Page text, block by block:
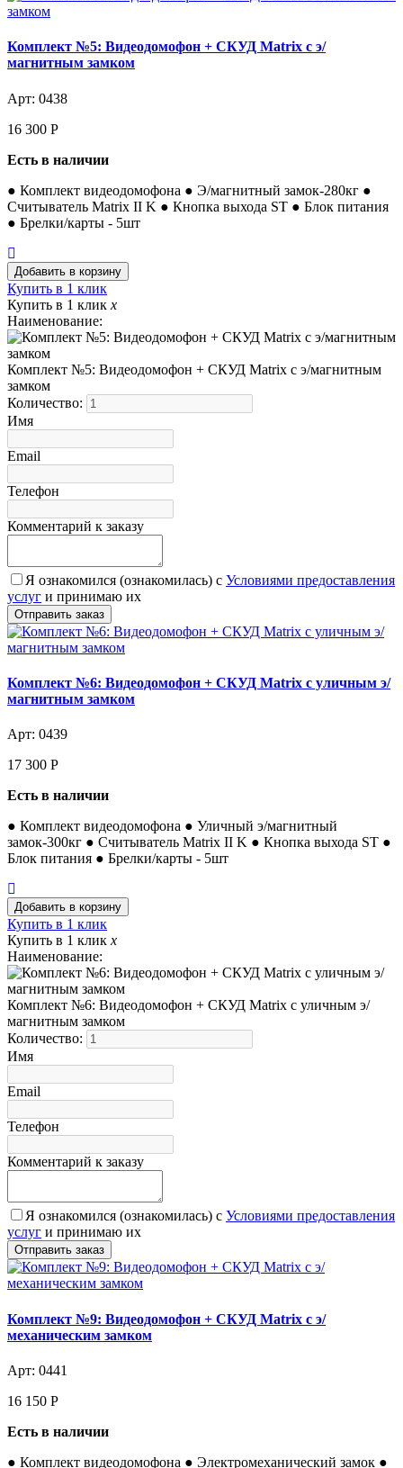
Комплект №5: Видеодомофон + СКУД Matrix с э/
магнитным замком
Арт: 0438
16 300 Р
Есть в наличии
● Комплект видеодомофона ● Э/магнитный замок-280кг ●
Считыватель Matrix II K ● Кнопка выхода ST ● Блок питания
● Брелки/карты - 5шт
Купить в 1 клик
Купить в 1 клик x
Наименование:
Комплект №5: Видеодомофон + СКУД Matrix с э/магнитным
замком
Количество:
Имя
Email
Телефон
Комментарий к заказу
Я ознакомился (ознакомилась) с Условиями предоставления
услуг и принимаю их
Комплект №6: Видеодомофон + СКУД Matrix с уличным э/
магнитным замком
Арт: 0439
17 300 Р
Есть в наличии
● Комплект видеодомофона ● Уличный э/магнитный
замок-300кг ● Считыватель Matrix II K ● Кнопка выхода ST ●
Блок питания ● Брелки/карты - 5шт
Купить в 1 клик
Купить в 1 клик x
Наименование:
Комплект №6: Видеодомофон + СКУД Matrix с уличным э/
магнитным замком
Количество:
Имя
Email
Телефон
Комментарий к заказу
Я ознакомился (ознакомилась) с Условиями предоставления
услуг и принимаю их
Комплект №9: Видеодомофон + СКУД Matrix с э/
механическим замком
Арт: 0441
16 150 Р
Есть в наличии
● Комплект видеодомофона ● Электромеханический замок ●